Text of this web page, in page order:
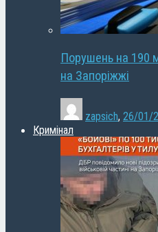
Порушень на 190
на Запоріжжі
zapsich, 26/01/
Кримінал